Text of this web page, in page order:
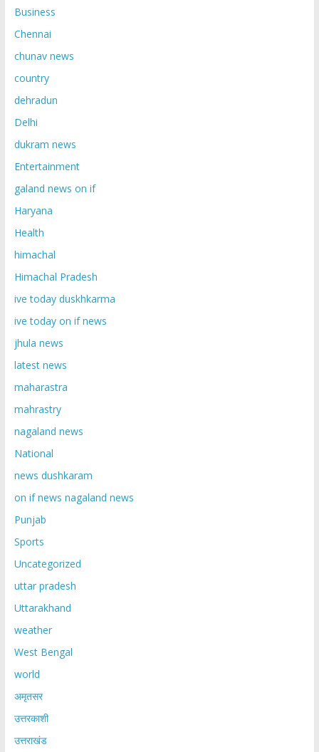
Business
Chennai
chunav news
country
dehradun
Delhi
dukram news
Entertainment
galand news on if
Haryana
Health
himachal
Himachal Pradesh
ive today duskhkarma
ive today on if news
jhula news
latest news
maharastra
mahrastry
nagaland news
National
news dushkaram
on if news nagaland news
Punjab
Sports
Uncategorized
uttar pradesh
Uttarakhand
weather
West Bengal
world
अमृतसर
उत्तरकाशी
उत्तराखंड